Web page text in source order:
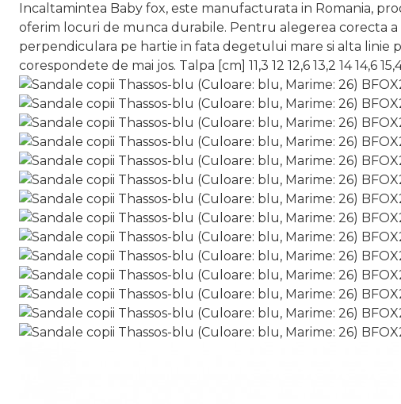
Incaltamintea Baby fox, este manufacturata in Romania,
oferim locuri de munca durabile. Pentru alegerea corecta
perpendiculara pe hartie in fata degetului mare si alta linie
corespondete de mai jos. Talpa [cm] 11,3 12 12,6 13,2 14 14,6